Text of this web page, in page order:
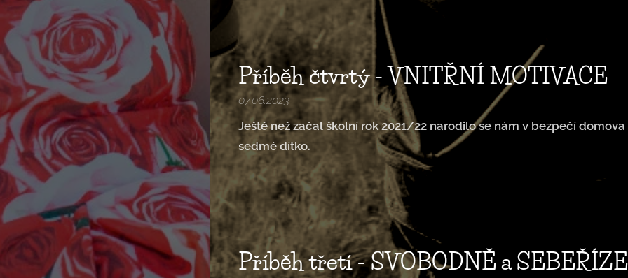
Příběh čtvrtý - VNITŘNÍ MOTIVACE
07.06.2023
Ještě než začal školní rok 2021/22 narodilo se nám v bezpečí domova
sedmé dítko.
Příběh třetí - SVOBODNĚ a